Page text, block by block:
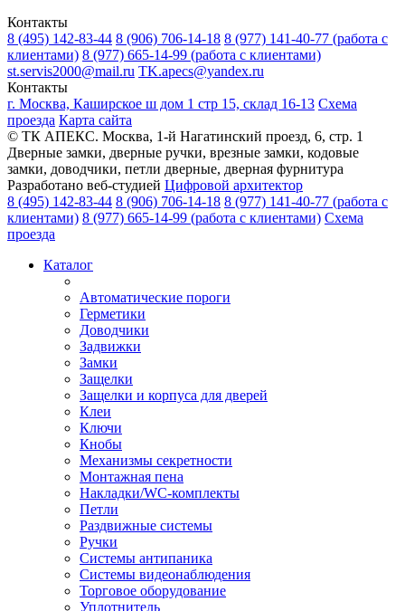
Контакты
8 (495) 142-83-44 8 (906) 706-14-18 8 (977) 141-40-77 (работа с
клиентами) 8 (977) 665-14-99 (работа с клиентами)
st.servis2000@mail.ru TK.apecs@yandex.ru
Контакты
г. Москва, Каширское ш дом 1 стр 15, склад 16-13 Схема
проезда Карта сайта
© ТК АПЕКС. Москва, 1-й Нагатинский проезд, 6, стр. 1
Дверные замки, дверные ручки, врезные замки, кодовые
замки, доводчики, петли дверные, дверная фурнитура
Разработано веб-студией Цифровой архитектор
8 (495) 142-83-44 8 (906) 706-14-18 8 (977) 141-40-77 (работа с
клиентами) 8 (977) 665-14-99 (работа с клиентами) Схема
проезда
Каталог
Автоматические пороги
Герметики
Доводчики
Задвижки
Замки
Защелки
Защелки и корпуса для дверей
Клеи
Ключи
Кнобы
Механизмы секретности
Монтажная пена
Накладки/WC-комплекты
Петли
Раздвижные системы
Ручки
Системы антипаника
Системы видеонаблюдения
Торговое оборудование
Уплотнитель